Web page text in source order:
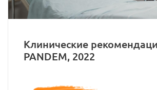
Клинические
PANDEM, 2022